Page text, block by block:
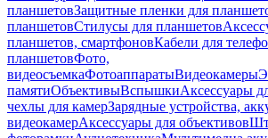
планшетовЗащитные пленки для
планшетовСтилусы для планшетов
планшетов, смартфоновКабели для
планшетовФото,
видеосъемкаФотоаппаратыВидеокамеры
памятиОбъективыВспышкиАксессуары
чехлы для камерЗарядные устройства,
видеокамерАксессуары для объективов